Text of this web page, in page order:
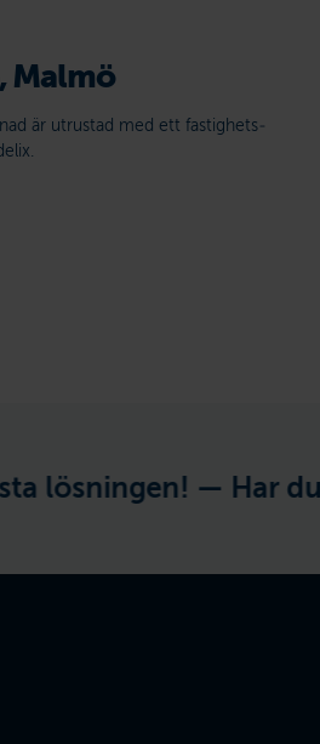
Malmö
är utrustad med ett fastighets­
— Har du ett